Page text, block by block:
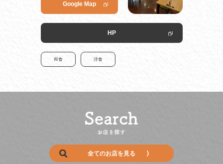
Google Map
HP
和食 洋食
全てのお店を見る